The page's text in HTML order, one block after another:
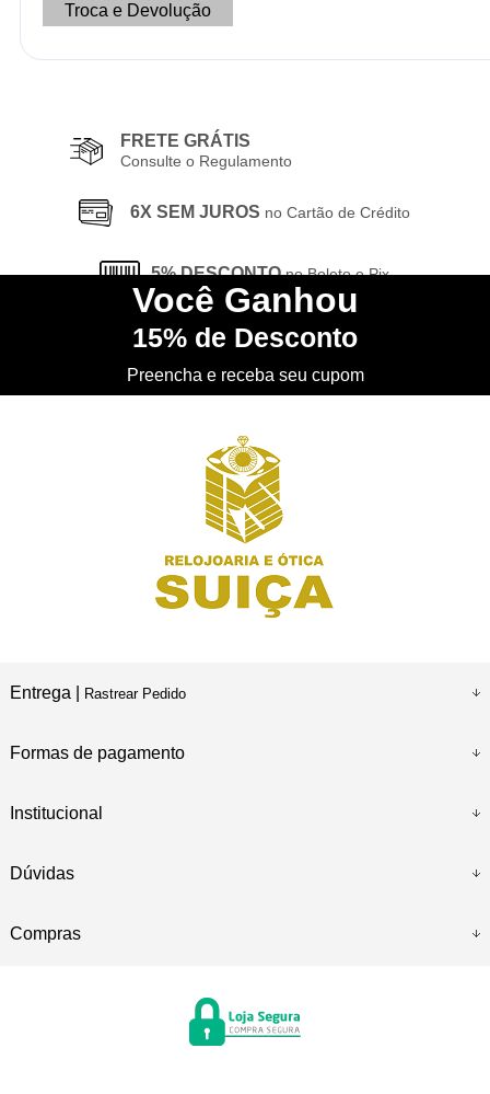
Troca e Devolução
FRETE GRÁTIS
Consulte o Regulamento
6X SEM JUROS no Cartão de Crédito
5% DESCONTO no Boleto e Pix
CONHEÇA nossa Loja Física
Você Ganhou
15% de Desconto
Preencha e receba seu cupom
Entrega | Rastrear Pedido
Formas de pagamento
Institucional
Dúvidas
Compras